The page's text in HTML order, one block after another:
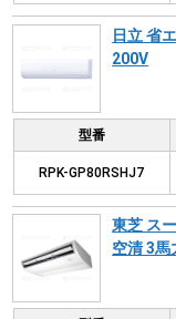
日立 省
200V
型番
RPK-GP80RSHJ7
東芝 ス
空清 3馬